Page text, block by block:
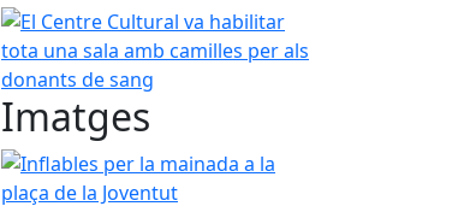
El Centre Cultural va habilitar tota una sala amb
Imatges
Inflables per la mainada a la plaça de la Joventut